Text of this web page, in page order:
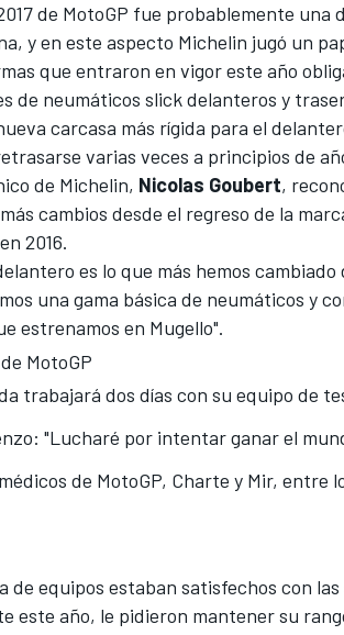
de MotoGP fue probablemente una
y en este aspecto Michelin jugó un
que entraron en vigor este año
de neumáticos slick delanteros y
carcasa más rígida para el
varias veces a principios de
de Michelin, Nicolas Goubert,
cambios desde el regreso de la
2016.
es lo que más hemos
una gama básica de neumáticos y
estrenamos en Mugello".
MotoGP
trabajará dos días con su equipo de
"Lucharé por intentar ganar el
de MotoGP, Charte y Mir, entre
de equipos estaban satisfechos con
este año, le pidieron mantener su